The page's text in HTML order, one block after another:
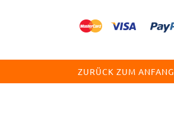
ZURÜCK ZUM ANFANG